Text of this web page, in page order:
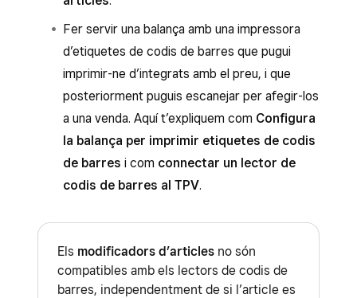
Fer servir una balança amb una impressora
d’etiquetes de codis de barres que pugui
imprimir-ne d’integrats amb el preu, i que
posteriorment puguis escanejar per afegir-los
a una venda. Aquí t’expliquem com Configura
la balança per imprimir etiquetes de codis
de barres i com connectar un lector de
codis de barres al TPV.
Els modificadors d’articles no són
compatibles amb els lectors de codis de
barres, independentment de si l’article es